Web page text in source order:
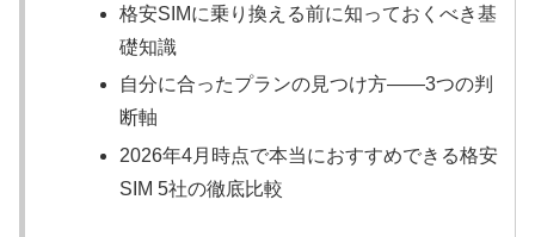
格安SIMに乗り換える前に知っておくべき基
礎知識
自分に合ったプランの見つけ方——3つの判
断軸
2026年4月時点で本当におすすめできる格安
SIM 5社の徹底比較